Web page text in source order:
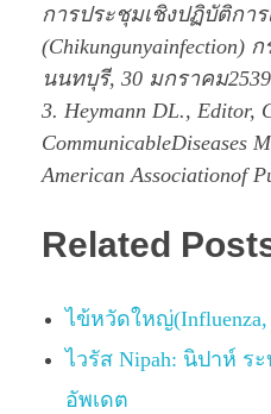
การประชุมเชิงปฏิบัติกา
(Chikungunyainfection)
นนทบุรี, 30 มกราคม
3. Heymann DL., Editor,
CommunicableDiseases
American Associationof
Related
ไข้หวัดใหญ่(Influenza,
ไวรัส Nipah: นิปาห์ ร
อัพเดต